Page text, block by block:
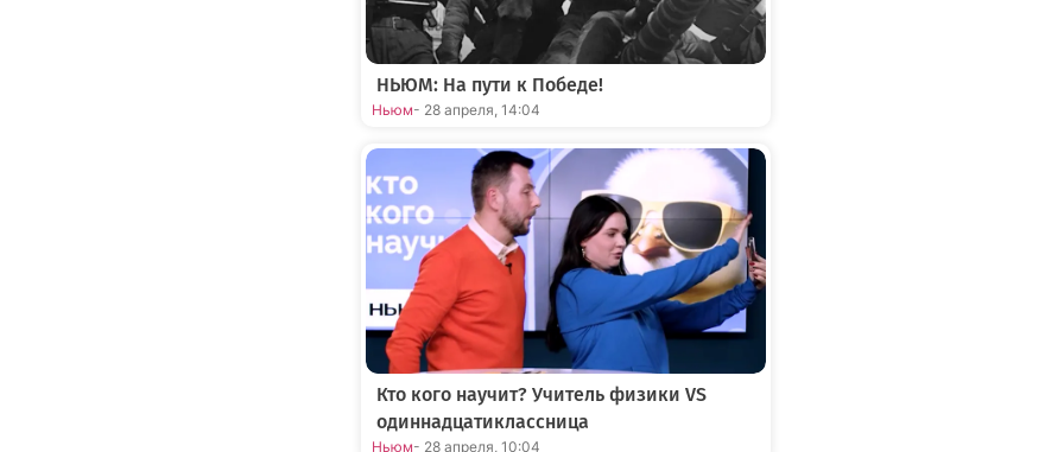
НЬЮМ: На пути к Победе!
Ньюм- 28 апреля, 14:04
Кто кого научит? Учитель физики VS
одиннадцатиклассница
Ньюм- 28 апреля, 10:04